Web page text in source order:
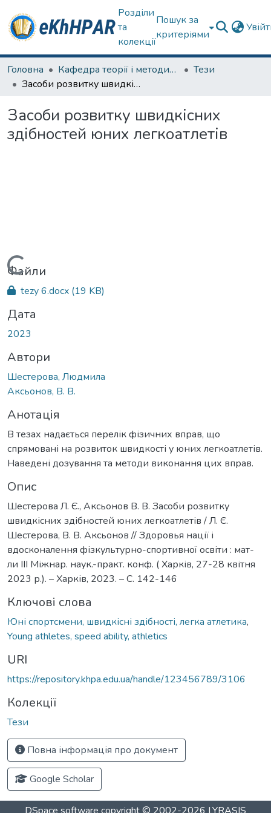
Розділи
та
колекції
Пошук за
критеріями
Головна Кафедра теорії і методики фізичного виховання
Тези
Засоби розвитку швидкісних здібностей юних легкоатлетів
Засоби розвитку швидкісних
здібностей юних легкоатлетів
Вантажиться...
Файли
tezy 6.docx (19 KB)
Дата
2023
Автори
Шестерова, Людмила
Аксьонов, В. В.
Анотація
В тезах надається перелік фізичних вправ, що
спрямовані на розвиток швидкості у юних легкоатлетів.
Наведені дозування та методи виконання цих вправ.
Опис
Шестерова Л. Є., Аксьонов В. В. Засоби розвитку
швидкісних здібностей юних легкоатлетів / Л. Є.
Шестерова, В. В. Аксьонов // Здоровья нації і
вдосконалення фізкультурно-спортивної освіти : мат-
ли ІІІ Міжнар. наук.-практ. конф. ( Харків, 27-28 квітня
2023 р.). – Харків, 2023. – С. 142-146
Ключові слова
Юні спортсмени, швидкісні здібності, легка атлетика,
Young athletes, speed ability, athletics
URI
https://repository.khpa.edu.ua/handle/123456789/3106
Колекції
Тези
Повна інформація про документ
Google Scholar